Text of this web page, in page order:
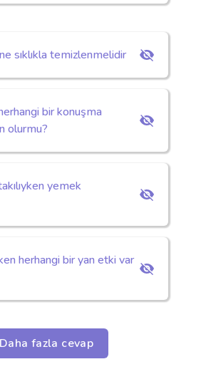
sıklıkla temizlenmelidir
bir konuşma
olurmu?
yemek
herhangi bir yan etki var
Daha fazla cevap